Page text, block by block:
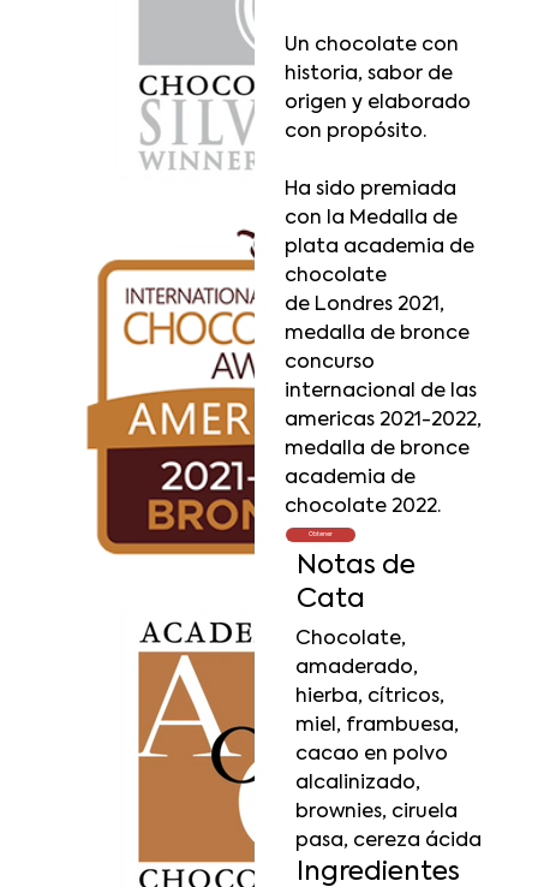
Un chocolate con
historia, sabor de
origen y elaborado
con propósito.
Ha sido premiada
con la Medalla de
plata academia de
chocolate
de Londres 2021,
medalla de bronce
concurso
internacional de las
americas 2021-2022,
medalla de bronce
academia de
chocolate 2022.
Obtener
Notas de
Cata
Chocolate,
amaderado,
hierba, cítricos,
miel, frambuesa,
cacao en polvo
alcalinizado,
brownies, ciruela
pasa, cereza ácida
Ingredientes